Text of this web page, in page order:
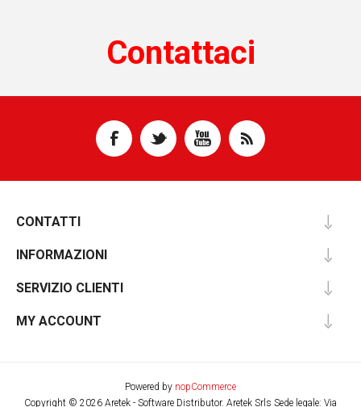
Contattaci
CONTATTI
INFORMAZIONI
SERVIZIO CLIENTI
MY ACCOUNT
Powered by nopCommerce
Copyright © 2026 Aretek - Software Distributor. Aretek Srls Sede legale: Via